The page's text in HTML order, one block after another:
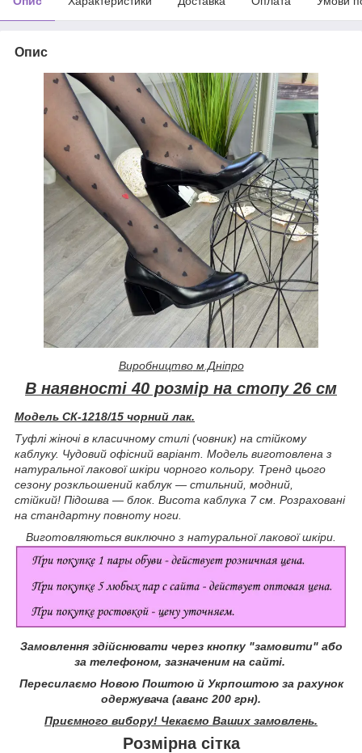
Опис
Виробництвом.Дніпро
В наявності 40 розмір на стопу 26 см
Модель СК-1218/15 чорний лак.
Туфлі жіночі в класичному стилі (човник) на стійкому
каблуку. Чудовий офісний варіант. Модель виготовлена з
натуральної лакової шкіри чорного кольору. Тренд цього
сезону розкльошений каблук — стильний, модний,
стійкий! Підошва — блок. Висота каблука 7 см. Розраховані
на стандартну повноту ноги.
Виготовляються виключно з натуральної лакової шкіри.
Замовлення здійснювати через кнопку "замовити" або
за телефоном, зазначеним на сайті.
Пересилаємо Новою Поштою й Укрпоштою за рахунок
одержувача (аванс 200 грн).
Приємного вибору! Чекаємо Ваших замовлень.
Розмірна сітка